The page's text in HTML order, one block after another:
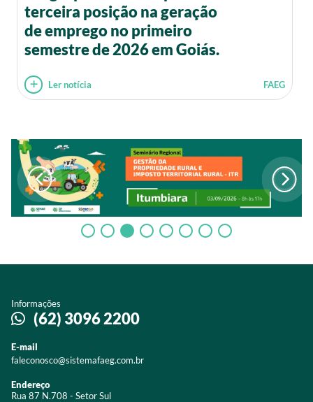
terceira posição na geração
de emprego no primeiro
semestre de 2026 em Goiás.
Ler notícia FAEG
Informações
(62) 3096 2200
E-mail
faleconosco@sistemafaeg.com.br
Endereço
Rua 87 N.708 - Setor Sul